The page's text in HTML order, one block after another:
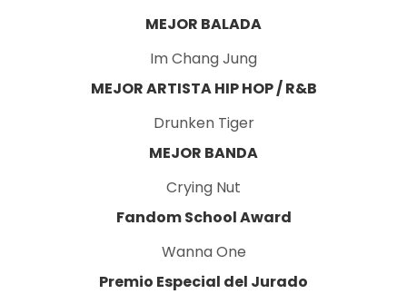
MEJOR BALADA
Im Chang Jung
MEJOR ARTISTA HIP HOP / R&B
Drunken Tiger
MEJOR BANDA
Crying Nut
Fandom School Award
Wanna One
Premio Especial del Jurado